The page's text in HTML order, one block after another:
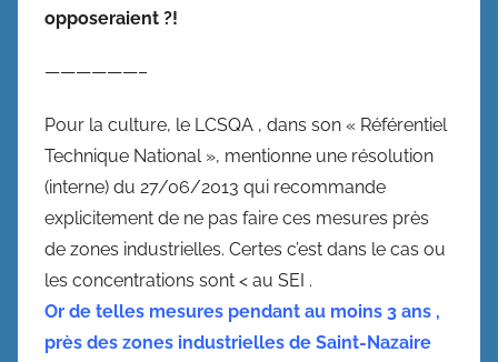
opposeraient ?!
——————–
Pour la culture, le LCSQA , dans son « Référentiel
Technique National », mentionne une résolution
(interne) du 27/06/2013 qui recommande
explicitement de ne pas faire ces mesures près
de zones industrielles. Certes c’est dans le cas ou
les concentrations sont < au SEI .
Or de telles mesures pendant au moins 3 ans ,
près des zones industrielles de Saint-Nazaire